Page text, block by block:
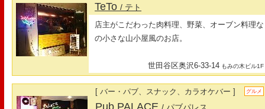
TeTo/ テト
店主がこだわった肉料理、野菜、オーブン料理
の小さな山小屋風のお店。
世田谷区奥沢6-33-14 もみの木ビル1F
[ バー・パブ、スナック、カラオケバー ] グルメ
Pub PALACE